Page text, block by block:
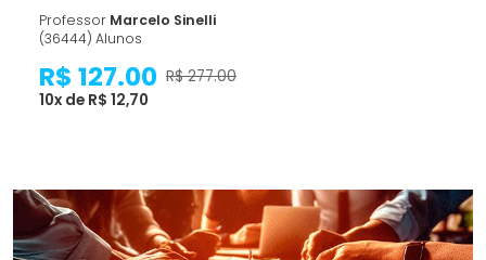
Professor Marcelo Sinelli
(36444) Alunos
R$ 127.00 R$ 277.00
10x de R$ 12,70